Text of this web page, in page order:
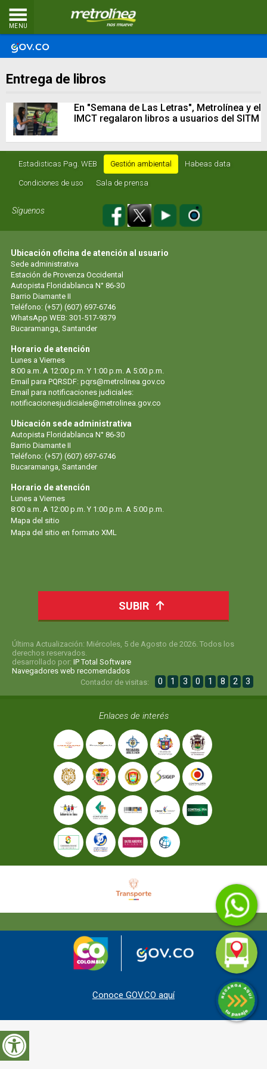
MENU
Entrega de libros
En "Semana de Las Letras", Metrolínea y el
IMCT regalaron libros a usuarios del SITM
Estadisticas Pag. WEB Gestión ambiental Habeas data
Condiciones de uso Sala de prensa
Síguenos
Ubicación oficina de atención al usuario
Sede administrativa
Estación de Provenza Occidental
Autopista Floridablanca N° 86-30
Barrio Diamante II
Teléfono: (+57) (607) 697-6746
WhatsApp WEB: 301-517-9379
Bucaramanga, Santander
Horario de atención
Lunes a Viernes
8:00 a.m. A 12:00 p.m. Y 1:00 p.m. A 5:00 p.m.
Email para PQRSDF: pqrs@metrolinea.gov.co
Email para notificaciones judiciales:
notificacionesjudiciales@metrolinea.gov.co
Ubicación sede administrativa
Autopista Floridablanca N° 86-30
Barrio Diamante II
Teléfono: (+57) (607) 697-6746
Bucaramanga, Santander
Horario de atención
Lunes a Viernes
8:00 a.m. A 12:00 p.m. Y 1:00 p.m. A 5:00 p.m.
Mapa del sitio
Mapa del sitio en formato XML
SUBIR
Última Actualización: Miércoles, 5 de Agosto de 2026. Todos los
derechos reservados.
desarrollado por: IP Total Software
Navegadores web recomendados
Contador de visitas:
0 1 3 0 1 8 2 3
Enlaces de interés
Conoce GOV.CO aquí